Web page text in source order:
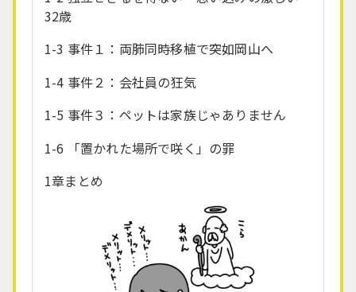
32歳
1-3 事件１：両肺同時移植で突如岡山へ
1-4 事件２：会社員の狂気
1-5 事件３：ペットは家族じゃありません
1-6 「置かれた場所で咲く」の罪
1章まとめ